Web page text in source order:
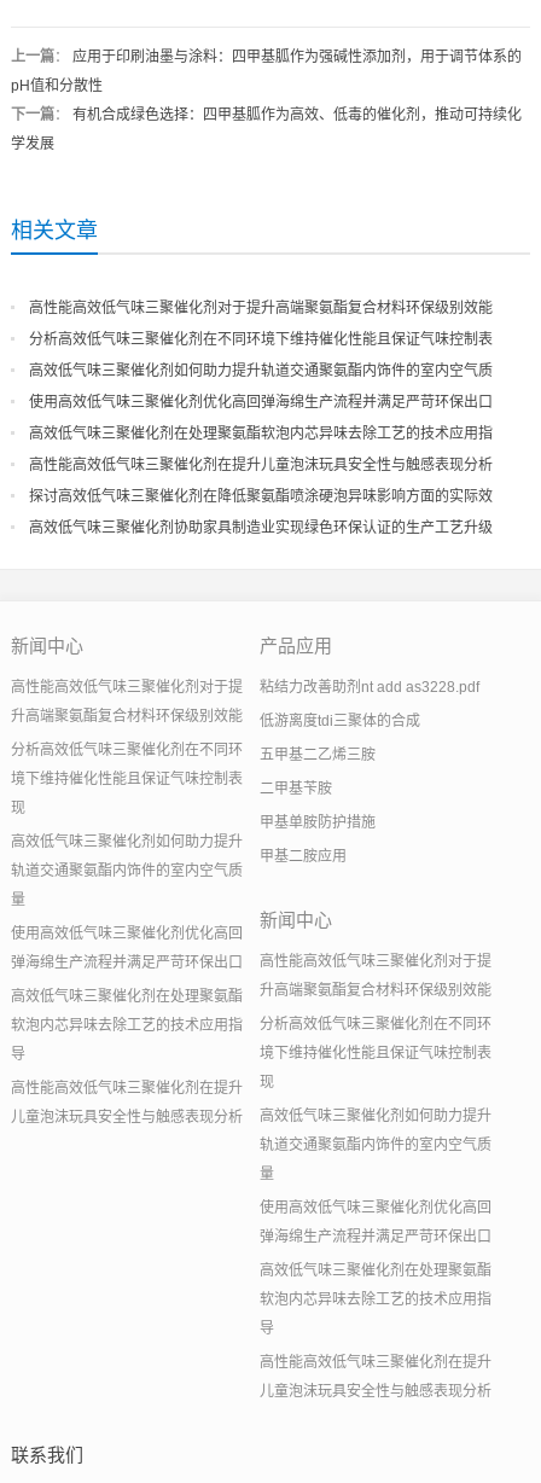
上一篇： 应用于印刷油墨与涂料：四甲基胍作为强碱性添加剂，用于调节体系的
pH值和分散性
下一篇： 有机合成绿色选择：四甲基胍作为高效、低毒的催化剂，推动可持续化
学发展
相关文章
高性能高效低气味三聚催化剂对于提升高端聚氨酯复合材料环保级别效能
分析高效低气味三聚催化剂在不同环境下维持催化性能且保证气味控制表
现
高效低气味三聚催化剂如何助力提升轨道交通聚氨酯内饰件的室内空气质
量
使用高效低气味三聚催化剂优化高回弹海绵生产流程并满足严苛环保出口
高效低气味三聚催化剂在处理聚氨酯软泡内芯异味去除工艺的技术应用指
导
高性能高效低气味三聚催化剂在提升儿童泡沫玩具安全性与触感表现分析
探讨高效低气味三聚催化剂在降低聚氨酯喷涂硬泡异味影响方面的实际效
果
高效低气味三聚催化剂协助家具制造业实现绿色环保认证的生产工艺升级
新闻中心
高性能高效低气味三聚催化剂对于提
升高端聚氨酯复合材料环保级别效能
分析高效低气味三聚催化剂在不同环
境下维持催化性能且保证气味控制表
现
高效低气味三聚催化剂如何助力提升
轨道交通聚氨酯内饰件的室内空气质
量
使用高效低气味三聚催化剂优化高回
弹海绵生产流程并满足严苛环保出口
高效低气味三聚催化剂在处理聚氨酯
软泡内芯异味去除工艺的技术应用指
导
高性能高效低气味三聚催化剂在提升
儿童泡沫玩具安全性与触感表现分析
产品应用
粘结力改善助剂nt add as3228.pdf
低游离度tdi三聚体的合成
五甲基二乙烯三胺
二甲基苄胺
甲基单胺防护措施
甲基二胺应用
新闻中心
高性能高效低气味三聚催化剂对于提
升高端聚氨酯复合材料环保级别效能
分析高效低气味三聚催化剂在不同环
境下维持催化性能且保证气味控制表
现
高效低气味三聚催化剂如何助力提升
轨道交通聚氨酯内饰件的室内空气质
量
使用高效低气味三聚催化剂优化高回
弹海绵生产流程并满足严苛环保出口
高效低气味三聚催化剂在处理聚氨酯
软泡内芯异味去除工艺的技术应用指
导
高性能高效低气味三聚催化剂在提升
儿童泡沫玩具安全性与触感表现分析
联系我们